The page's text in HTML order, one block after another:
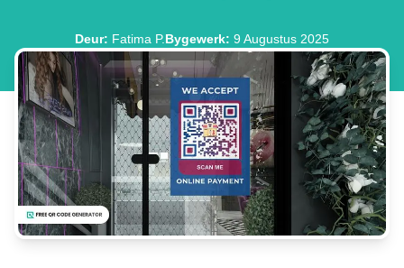
Deur: Fatima P.Bygewerk: 9 Augustus 2025